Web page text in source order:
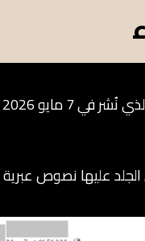
عليها نصوص عبرية